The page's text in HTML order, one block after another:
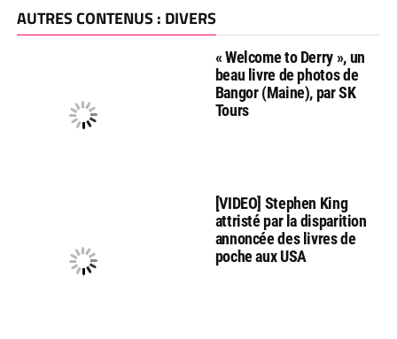
AUTRES CONTENUS : DIVERS
« Welcome to Derry », un
beau livre de photos de
Bangor (Maine), par SK
Tours
[VIDEO] Stephen King
attristé par la disparition
annoncée des livres de
poche aux USA